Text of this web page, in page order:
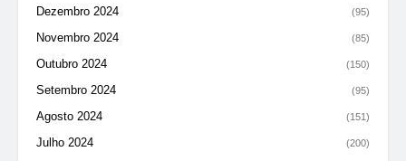
Dezembro 2024 (95)
Novembro 2024 (85)
Outubro 2024 (150)
Setembro 2024 (95)
Agosto 2024 (151)
Julho 2024 (200)